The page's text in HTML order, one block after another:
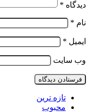
دیدگاه *
نام *
ایمیل *
وب‌ سایت
تازه ترین
محبوب